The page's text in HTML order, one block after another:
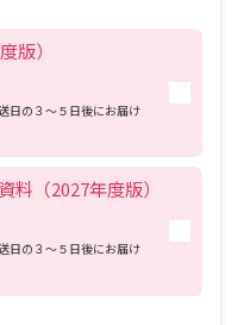
ナビライブ
験スケジュールを立てよう
法律実務家や司法試験合格者によ
「法職講座」は、法科大学院進学や
です。 また、経理研究所が運営す
公認会計士試験現役合格者が指導
きるカリキュラムを用意していま
寧な指導を受けることができます。
リアデザインでは、「自分を知るこ
限られた企業だけでなく、さまざ
ドバイザーによる模擬面接で実践感
行っています。さらに、約900社以
担当者から直接企業説明を受ける
れる進路・就職支援プログラムで
難関国家資格試験対策、さらには
います。入学直後から卒業後の進
べる環境が整っています。
版）
日の３～５日後にお届け
料（2027年度版）
日の３～５日後にお届け